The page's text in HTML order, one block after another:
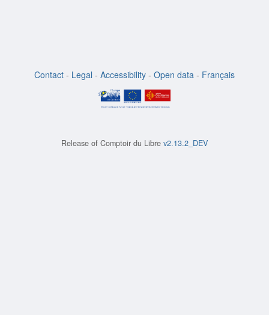
Contact - Legal - Accessibility - Open data - Français
Release of Comptoir du Libre v2.13.2_DEV